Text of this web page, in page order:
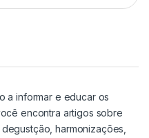
a informar e educar os
encontra artigos sobre
harmonizações,